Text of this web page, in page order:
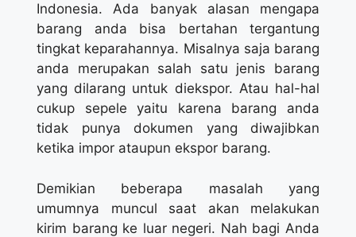
Indonesia. Ada banyak alasan mengapa
barang anda bisa bertahan tergantung
tingkat keparahannya. Misalnya saja barang
anda merupakan salah satu jenis barang
yang dilarang untuk diekspor. Atau hal-hal
cukup sepele yaitu karena barang anda
tidak punya dokumen yang diwajibkan
ketika impor ataupun ekspor barang.
Demikian beberapa masalah yang
umumnya muncul saat akan melakukan
kirim barang ke luar negeri. Nah bagi Anda